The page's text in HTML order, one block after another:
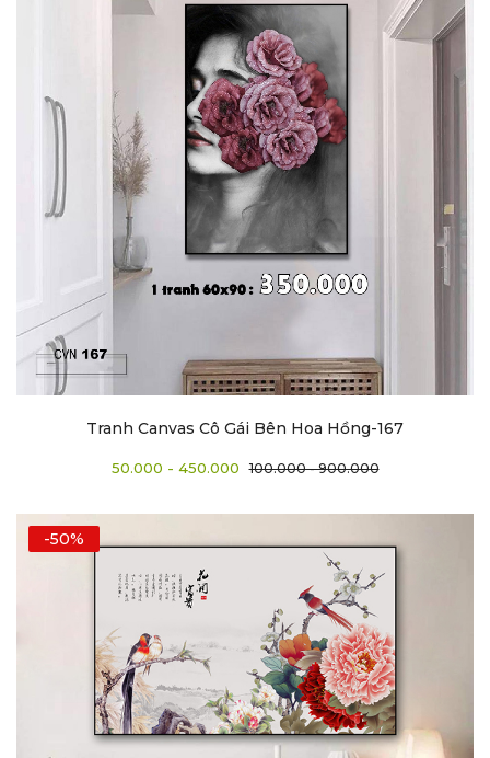
Tranh Canvas Cô Gái Bên Hoa Hồng-167
50.000 - 450.000 100.000 - 900.000
-50%